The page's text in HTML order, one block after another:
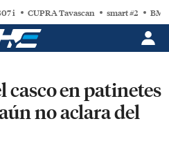
i CUPRA Tavascan smart #2
casco en patinetes
no aclara del